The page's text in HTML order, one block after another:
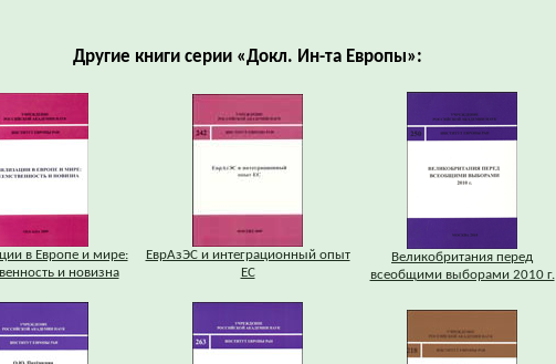
Другие книги серии «Докл. Ин-та Европы»:
в Европе и мире:
и новизна
ЕврАзЭС и интеграционный опыт
ЕС
Великобритания перед
всеобщими выборами 2010 г.